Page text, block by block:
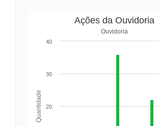
Quantidade
Ações da Ouvidoria
Ouvidoria
20
30
40